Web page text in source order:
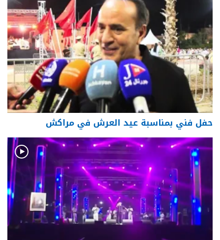
حفل فني بمناسبة عيد العرش في مراكش